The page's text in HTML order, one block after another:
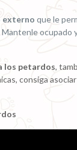
externo que le
ocupado
los petardos,
consiga